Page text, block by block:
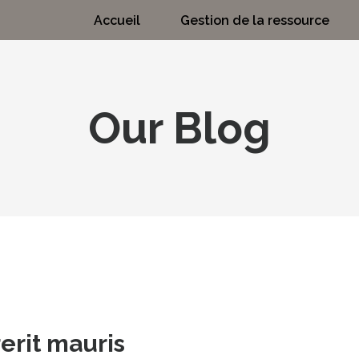
Accueil Gestion de la ressource
Our Blog
mauris